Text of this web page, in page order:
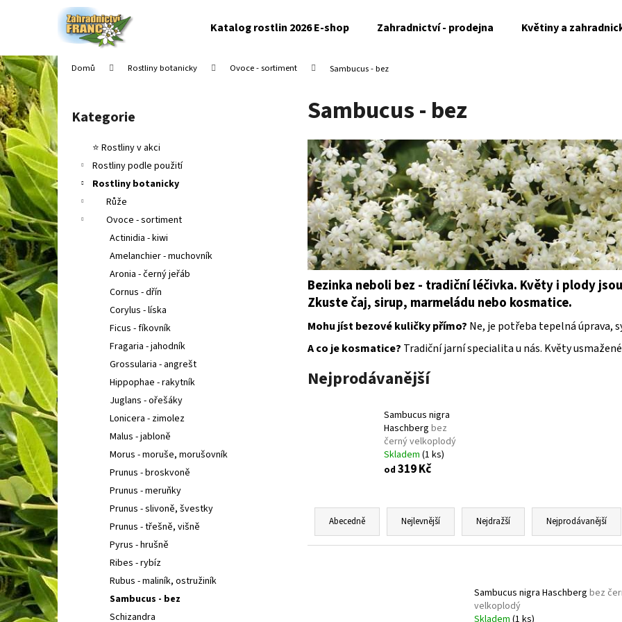
Katalog rostlin 2026 E-shop Zahradnictví - prodejna Květiny a
Domů Rostliny botanicky Ovoce - sortiment Sambucus - bez
P
o
s
t
r
a
n
n
í
p
a
n
e
l
Přeskočit
kategorie
Kategorie
⭐ Rostliny v akci
Rostliny podle použití
Rostliny botanicky
Růže
Ovoce - sortiment
Actinidia - kiwi
Amelanchier - muchovník
Aronia - černý jeřáb
Cornus - dřín
Corylus - líska
Ficus - fíkovník
Fragaria - jahodník
Grossularia - angrešt
Hippophae - rakytník
Juglans - ořešáky
Lonicera - zimolez
Malus - jabloně
Morus - moruše, morušovník
Prunus - broskvoně
Prunus - meruňky
Prunus - slivoně, švestky
Prunus - třešně, višně
Pyrus - hrušně
Ribes - rybíz
Rubus - maliník, ostružiník
Sambucus - bez
Schizandra
Sambucus - bez
Bezinka neboli bez - tradiční léčivka. Květy i plody
Zkuste čaj, sirup, marmeládu nebo kosmatice.
Mohu jíst bezové kuličky přímo? Ne, je potřeba tepelná úprava,
A co je kosmatice? Tradiční jarní specialita u nás. Květy
Nejprodávanější
Sambucus nigra
Haschberg bez
černý velkoplodý
Skladem (1 ks)
od 319 Kč
Ř
z
Abecedně Nejlevnější Nejdražší Nejprodávanější
Sambucus nigra Haschberg bez
velkoplodý
í
k
Zpět
do
obchodu
Zpět
do
obchodu
Co potřebujete najít?
Doporučujeme
BUDDLEIA DAVIDII PRINCE CHARMING
DAVIDOVA
BUDDLEIA DAVIDII SUGAR PLUM PBR
DAVIDOVA
249 Kč
143 Kč